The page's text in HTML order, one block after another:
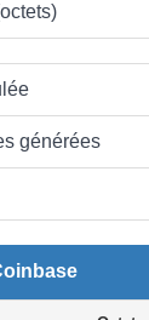
générées